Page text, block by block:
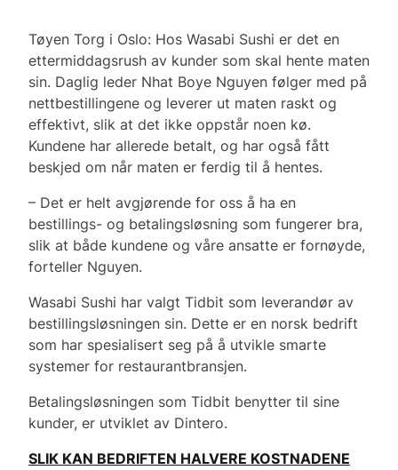
Tøyen Torg i Oslo: Hos Wasabi Sushi er det en
ettermiddagsrush av kunder som skal hente maten
sin. Daglig leder Nhat Boye Nguyen følger med på
nettbestillingene og leverer ut maten raskt og
effektivt, slik at det ikke oppstår noen kø.
Kundene har allerede betalt, og har også fått
beskjed om når maten er ferdig til å hentes.
– Det er helt avgjørende for oss å ha en
bestillings- og betalingsløsning som fungerer bra,
slik at både kundene og våre ansatte er fornøyde,
forteller Nguyen.
Wasabi Sushi har valgt Tidbit som leverandør av
bestillingsløsningen sin. Dette er en norsk bedrift
som har spesialisert seg på å utvikle smarte
systemer for restaurantbransjen.
Betalingsløsningen som Tidbit benytter til sine
kunder, er utviklet av Dintero.
SLIK KAN BEDRIFTEN HALVERE KOSTNADENE